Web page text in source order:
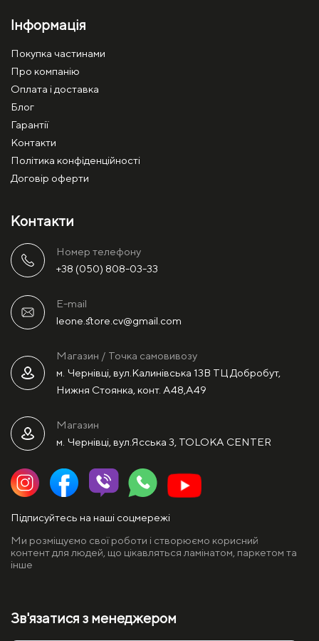
Інформація
Покупка частинами
Про компанію
Оплата і доставка
Блог
Гарантії
Контакти
Політика конфіденційності
Договір оферти
Контакти
Номер телефону
+38 (050) 808-03-33
E-mail
leone.store.cv@gmail.com
Магазин / Точка самовивозу
м. Чернівці, вул.Калинівська 13В ТЦ Добробут,
Нижня Стоянка, конт. А48,А49
Магазин
м. Чернівці, вул.Ясська 3, TOLOKA CENTER
Підписуйтесь на наші соцмережі
Ми розміщуємо свої роботи і створюємо корисний
контент для людей, що цікавляться ламінатом, паркетом та
інше
Зв'язатися з менеджером